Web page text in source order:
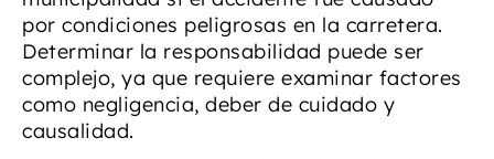
por condiciones peligrosas en la carretera.
Determinar la responsabilidad puede ser
complejo, ya que requiere examinar factores
como negligencia, deber de cuidado y
causalidad.